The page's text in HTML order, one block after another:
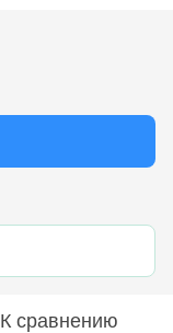
К сравнению